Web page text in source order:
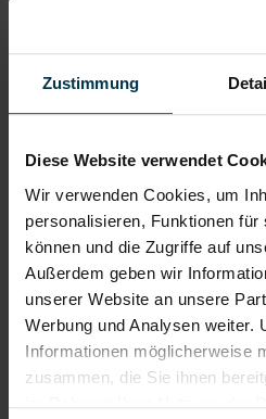
Zustimmung
Diese Website verwendet
Wir verwenden Cookies, um
personalisieren, Funktionen
können und die Zugriffe auf
Außerdem geben wir
unserer Website an unsere
Werbung und Analysen weiter.
Informationen möglicherweise
zusammen, die Sie ihnen
Dateianhänge (max. 30MB gesamt
Lebenslauf
Bewerbungsschreiben
Empfehlungschreiben / Zeugnisse